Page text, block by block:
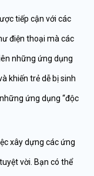
tiếp cận với các
điện thoại mà các
những ứng dụng
khiến trẻ dễ bị sinh
ứng dụng “độc
xây dựng các ứng
vời. Bạn có thể